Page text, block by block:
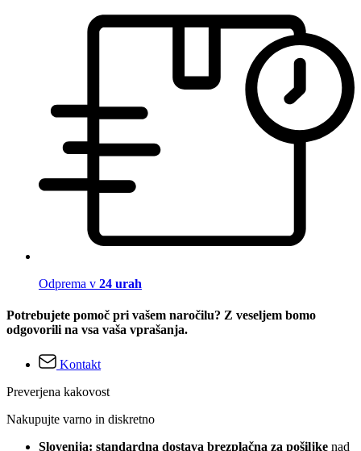
Odprema v 24 urah
Potrebujete pomoč pri vašem naročilu? Z veseljem bomo
odgovorili na vsa vaša vprašanja.
Kontakt
Preverjena kakovost
Nakupujte varno in diskretno
Slovenija: standardna dostava brezplačna za pošiljke nad